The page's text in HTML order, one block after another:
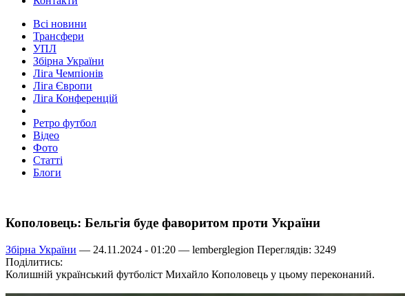
Всі новини
Трансфери
УПЛ
Збірна України
Ліга Чемпіонів
Ліга Європи
Ліга Конференцій
Ретро футбол
Відео
Фото
Статті
Блоги
Кополовець: Бельгія буде фаворитом проти України
Збірна України — 24.11.2024 - 01:20 — lemberglegion Переглядів: 3249
Поділитись:
Колишній український футболіст Михайло Кополовець у цьому переконаний.